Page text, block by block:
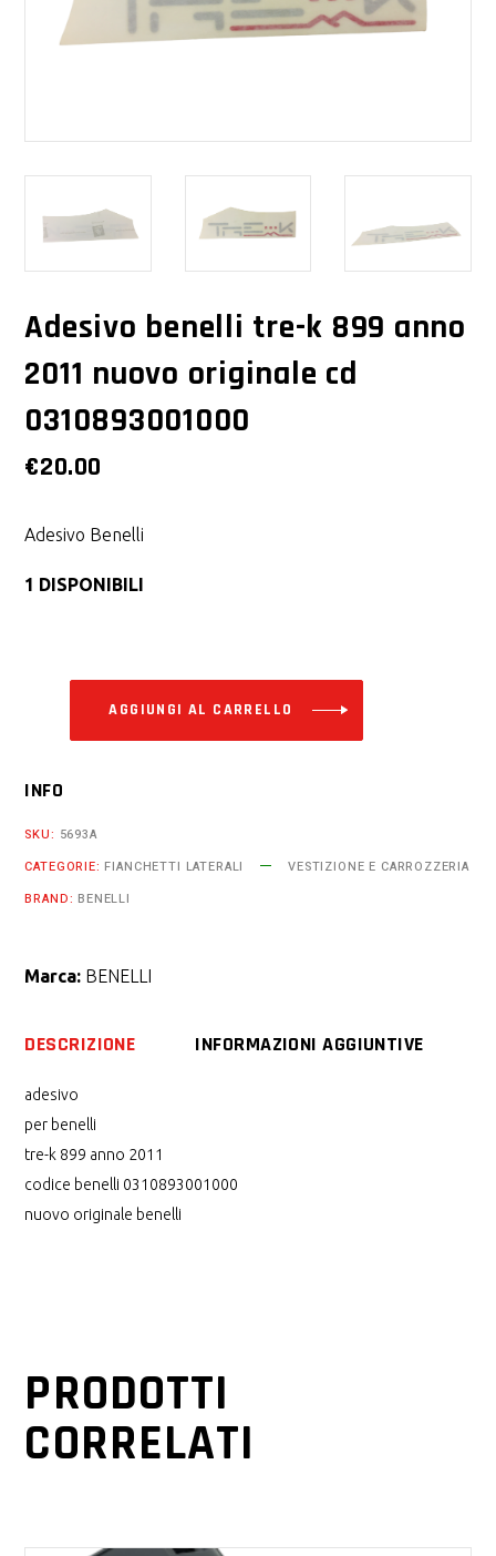
Adesivo benelli tre-k 899 anno
2011 nuovo originale cd
0310893001000
€20.00
Adesivo Benelli
1 DISPONIBILI
AGGIUNGI AL CARRELLO
INFO
SKU: 5693A
CATEGORIE: FIANCHETTI LATERALI
VESTIZIONE E CARROZZERIA
BRAND: BENELLI
Marca: BENELLI
DESCRIZIONE INFORMAZIONI AGGIUNTIVE
adesivo
per benelli
tre-k 899 anno 2011
codice benelli 0310893001000
nuovo originale benelli
PRODOTTI
CORRELATI